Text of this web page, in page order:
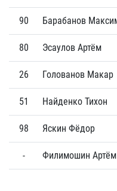
90 Барабанов
80 Эсаулов Артём
26 Голованов Макар
51 Найденко Тихон
98 Яскин Фёдор
- Филимошин Артём